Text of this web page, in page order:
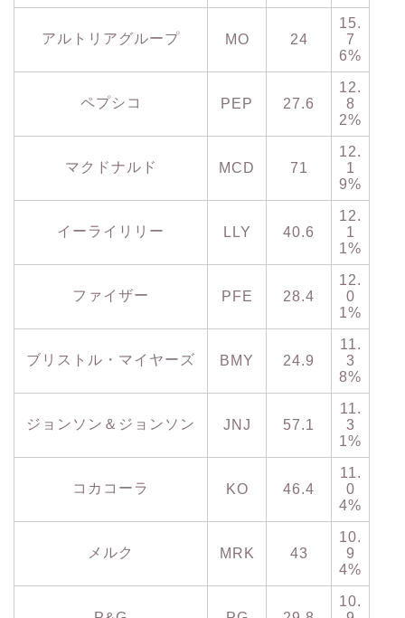
アルトリアグループ MO 24
15.
7
6%
ペプシコ PEP 27.6
12.
8
2%
マクドナルド MCD 71
12.
1
9%
イーライリリー LLY 40.6
12.
1
1%
ファイザー PFE 28.4
12.
0
1%
ブリストル・マイヤーズ BMY 24.9
11.
3
8%
ジョンソン＆ジョンソン JNJ 57.1
11.
3
1%
コカコーラ KO 46.4
11.
0
4%
メルク MRK 43
10.
9
4%
10.